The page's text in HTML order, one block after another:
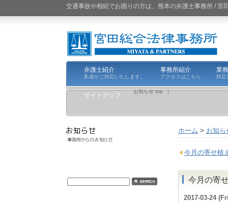
交通事故や相続でお困りの方は、熊本の弁護士事務所 / 宮
弁護士紹介
私達がご対応いたします。
事務所紹介
アクセスはこちら
業
対応
サイトマップ
お知らせ top
ホーム > お知ら
今月の寄せ植
今月の寄
2017-03-24